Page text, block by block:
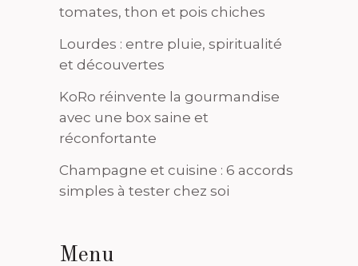
tomates, thon et pois chiches
Lourdes : entre pluie, spiritualité
et découvertes
KoRo réinvente la gourmandise
avec une box saine et
réconfortante
Champagne et cuisine : 6 accords
simples à tester chez soi
Menu